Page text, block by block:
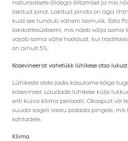
naturaalsete õlidega õlitamisel ja mis
lakitud pind. Lakitud pinda on aga
kuid see tundub vähem loomulik. Esta
lakikattesüsteemi, mis näeb välja sama
vajab sama vähe hooldust, kui
on ainult 5%.
Kasevineerist vahetükk lühikese otsa
Lühikeste otste jaoks kasutame kõige
kasevineer. Laudade lühikese külje
eriti kuiva kliima perioodil. Okaspuit või
suuda sageli vastu pidada pingele, mis
kohtadele.
Kliima